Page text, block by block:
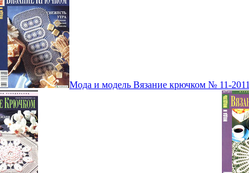
Мода и модель Вязание крючком № 11-2011